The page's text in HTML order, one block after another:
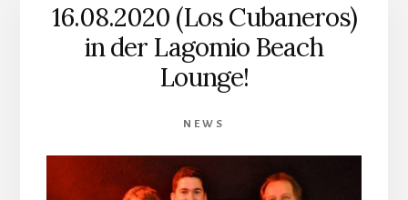
16.08.2020 (Los Cubaneros)
in der Lagomio Beach
Lounge!
NEWS